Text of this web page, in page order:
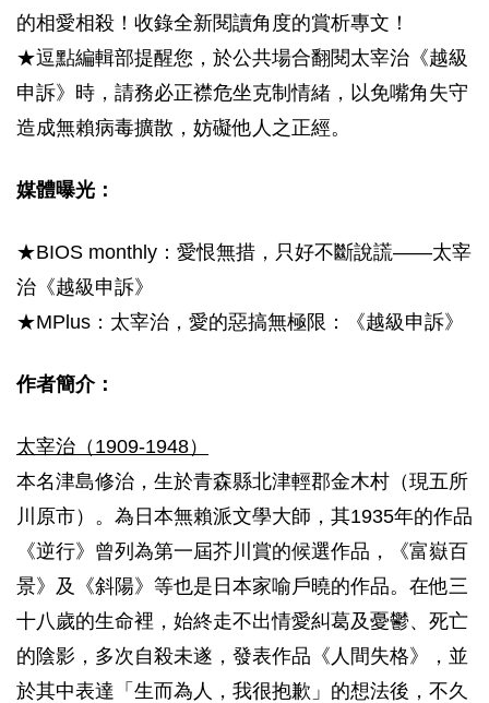
的相愛相殺！收錄全新閱讀角度的賞析專文！
★逗點編輯部提醒您，於公共場合翻閱太宰治《越級
申訴》時，請務必正襟危坐克制情緒，以免嘴角失守
造成無賴病毒擴散，妨礙他人之正經。
媒體曝光：
★BIOS monthly： 愛恨無措，只好不斷說謊——太宰
治《越級申訴》
★MPlus： 太宰治，愛的惡搞無極限：《越級申訴》
作者簡介：
太宰治（1909-1948）
本名津島修治，生於青森縣北津輕郡金木村（現五所
川原市）。為日本無賴派文學大師，其1935年的作品
《逆行》曾列為第一屆芥川賞的候選作品，《富嶽百
景》及《斜陽》等也是日本家喻戶曉的作品。在他三
十八歲的生命裡，始終走不出情愛糾葛及憂鬱、死亡
的陰影，多次自殺未遂，發表作品《人間失格》，並
於其中表達「生而為人，我很抱歉」的想法後，不久